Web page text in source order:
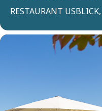
RESTAURANT